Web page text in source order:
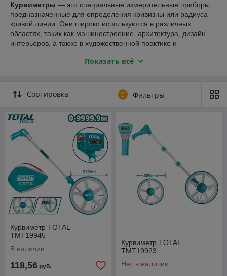
Курвиметры — это специальные измерительные приборы,
предназначенные для определения кривизны или радиуса
кривой линии. Они широко используются в различных
областях, таких как машиностроение, архитектура, дизайн
интерьеров, а также в художественной практике и
характеристики курвиметров, их виды, принцип работы и
радиус кривой линии или определять её кривизну. В отличие
быстро и точно оценить геометрические параметры кривых
линий без необходимости их точного моделирования или
построения.
Существует несколько типов курвиметров, каждый из которых
подходит для определённых задач:
Механические курвиметры — состоят из
металлической или пластиковой рамки с движущимися
элементами, которые позволяют сопоставлять кривую
с шаблонами или шаблонными поверхностями.
Оптические курвиметры — используют оптические
системы для определения радиуса по изображению
или тени кривой.
Электронные (цифровые) курвиметры — оснащены
измерения радиусов и кривизны с высокой точностью.
Показать всё
Сортировка 0 Фильтры
Курвиметр TOTAL
TMT19945
В наличии
118,56 руб.
Курвиметр TOTAL
TMT19923
Нет в наличии